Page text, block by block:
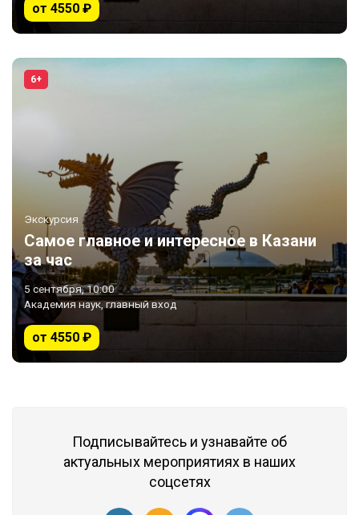
от 4550 ₽
6+
Экскурсия
Самое главное и интересное в Казани
за час
5 сентября, 10:00
Академия наук, главный вход
от 4550 ₽
Подписывайтесь и узнавайте об
актуальных мероприятиях в наших
соцсетях